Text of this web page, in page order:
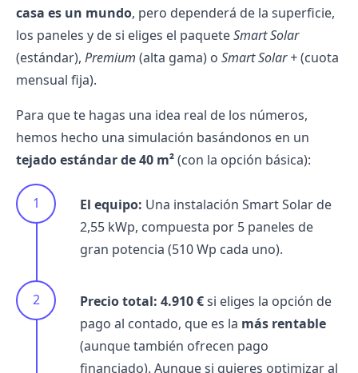
casa es un mundo, pero dependerá de la superficie,
los paneles y de si eliges el paqueteSmart Solar
(estándar), Premium (alta gama) o Smart Solar +(cuota
mensual fija).
Para que te hagas una idea real de los números,
hemos hecho una simulación basándonos en un
tejado estándar de 40 m²(con la opción básica):
El equipo: Una instalación Smart Solar de
2,55 kWp, compuesta por 5 paneles de
gran potencia (510 Wp cada uno).
Precio total: 4.910 €si eliges la opción de
pago al contado, que es la más rentable
(aunque también ofrecen pago
financiado). Aunque si quieres optimizar al